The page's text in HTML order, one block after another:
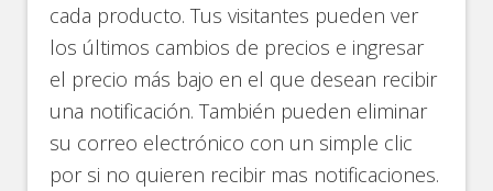
cada producto. Tus visitantes pueden ver
los últimos cambios de precios e ingresar
el precio más bajo en el que desean recibir
una notificación. También pueden eliminar
su correo electrónico con un simple clic
por si no quieren recibir mas notificaciones.